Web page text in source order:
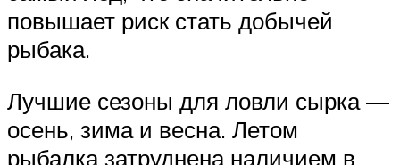
повышает риск стать добычей
рыбака.
Лучшие сезоны для ловли сырка —
осень, зима и весна. Летом
рыбалка затруднена наличием в